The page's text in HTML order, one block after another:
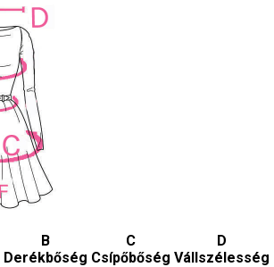
B
Derékbőség
C
Csípőbőség
D
Vállszélesség